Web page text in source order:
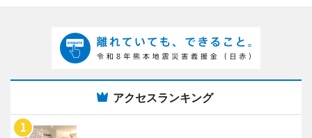
アクセスランキング